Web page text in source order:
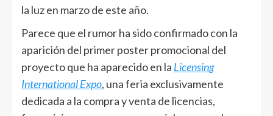
la luz en marzo de este año.
Parece que el rumor ha sido confirmado con la
aparición del primer poster promocional del
proyecto que ha aparecido en la Licensing
International Expo, una feria exclusivamente
dedicada a la compra y venta de licencias,